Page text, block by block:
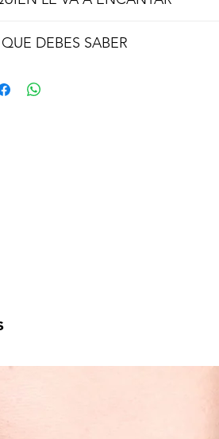
Vivants y foodies.
DEBES SABER
8.6cm altura, 8.7 la base